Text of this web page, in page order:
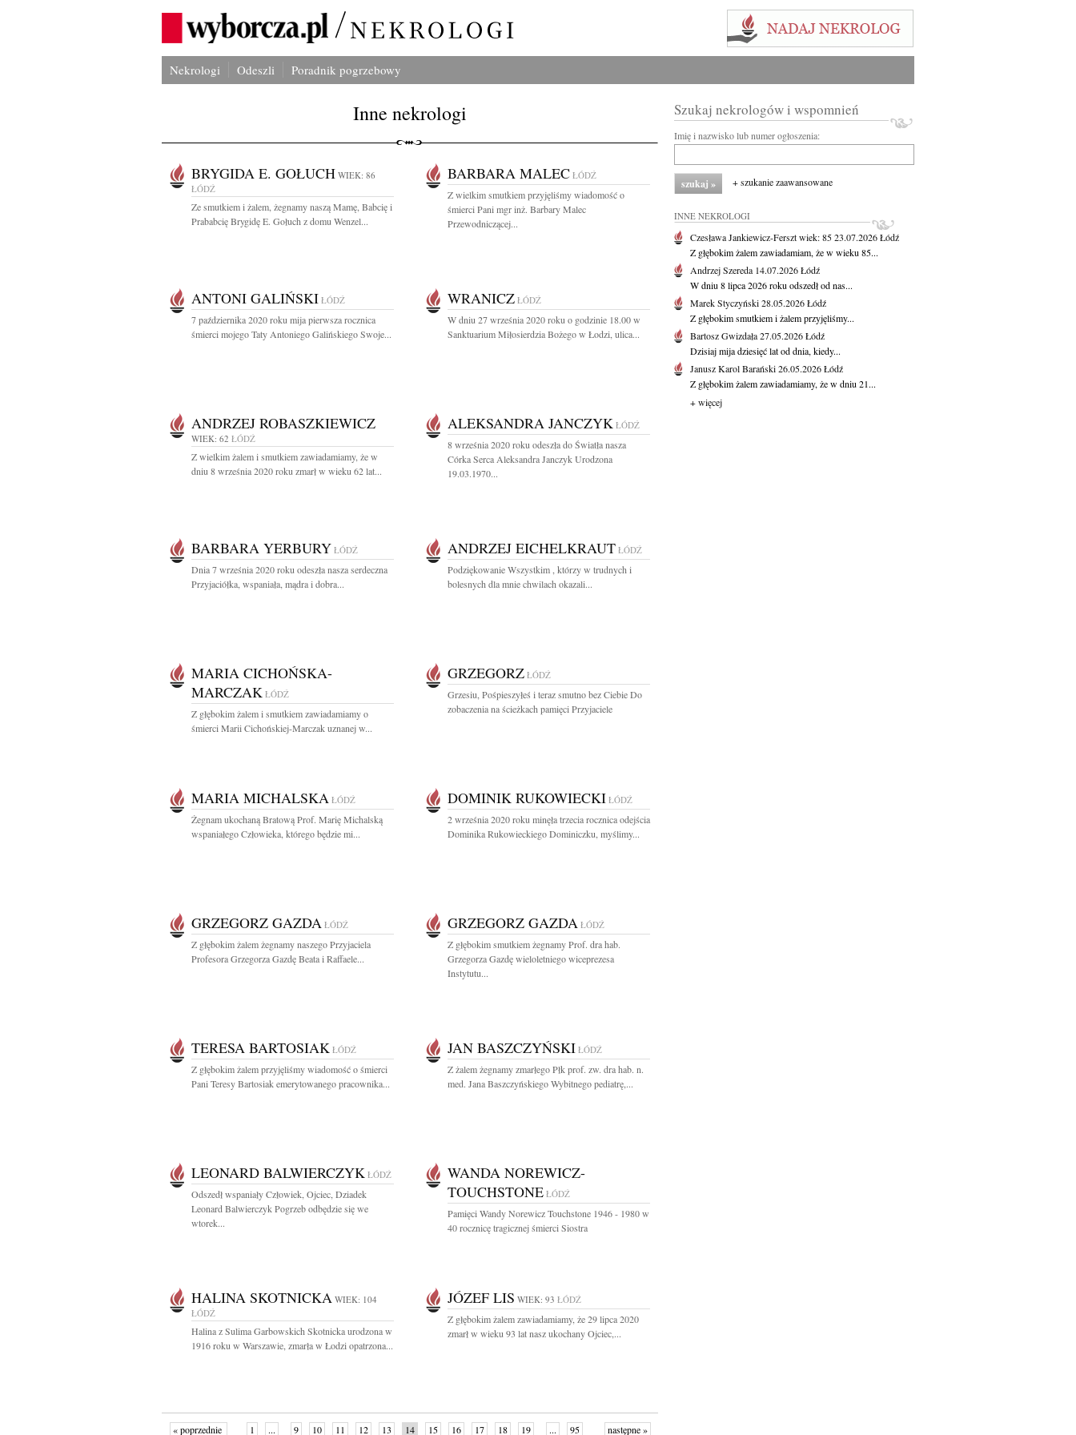
Nekrologi Odeszli Poradnik pogrzebowy
Inne nekrologi
BRYGIDA E. GOŁUCH WIEK: 86
ŁÓDŹ
Ze smutkiem i żalem, żegnamy naszą Mamę, Babcię i
Prababcię Brygidę E. Gołuch z domu Wenzel...
BARBARA MALEC ŁÓDŹ
Z wielkim smutkiem przyjęliśmy wiadomość o
śmierci Pani mgr inż. Barbary Malec
Przewodniczącej...
ANTONI GALIŃSKI ŁÓDŹ
7 października 2020 roku mija pierwsza rocznica
śmierci mojego Taty Antoniego Galińskiego Swoje...
WRANICZ ŁÓDŹ
W dniu 27 września 2020 roku o godzinie 18.00 w
Sanktuarium Miłosierdzia Bożego w Łodzi, ulica...
ANDRZEJ ROBASZKIEWICZ
WIEK: 62 ŁÓDŹ
Z wielkim żalem i smutkiem zawiadamiamy, że w
dniu 8 września 2020 roku zmarł w wieku 62 lat...
ALEKSANDRA JANCZYK ŁÓDŹ
8 września 2020 roku odeszła do Światła nasza
Córka Serca Aleksandra Janczyk Urodzona
19.03.1970...
BARBARA YERBURY ŁÓDŹ
Dnia 7 września 2020 roku odeszła nasza serdeczna
Przyjaciółka, wspaniała, mądra i dobra...
ANDRZEJ EICHELKRAUT ŁÓDŹ
Podziękowanie Wszystkim , którzy w trudnych i
bolesnych dla mnie chwilach okazali...
MARIA CICHOŃSKA-
MARCZAK ŁÓDŹ
Z głębokim żalem i smutkiem zawiadamiamy o
śmierci Marii Cichońskiej-Marczak uznanej w...
GRZEGORZ ŁÓDŹ
Grzesiu, Pośpieszyłeś i teraz smutno bez Ciebie Do
zobaczenia na ścieżkach pamięci Przyjaciele
MARIA MICHALSKA ŁÓDŹ
Żegnam ukochaną Bratową Prof. Marię Michalską
wspaniałego Człowieka, którego będzie mi...
DOMINIK RUKOWIECKI ŁÓDŹ
2 września 2020 roku minęła trzecia rocznica odejścia
Dominika Rukowieckiego Dominiczku, myślimy...
GRZEGORZ GAZDA ŁÓDŹ
Z głębokim żalem żegnamy naszego Przyjaciela
Profesora Grzegorza Gazdę Beata i Raffaele...
GRZEGORZ GAZDA ŁÓDŹ
Z głębokim smutkiem żegnamy Prof. dra hab.
Grzegorza Gazdę wieloletniego wiceprezesa
Instytutu...
TERESA BARTOSIAK ŁÓDŹ
Z głębokim żalem przyjęliśmy wiadomość o śmierci
Pani Teresy Bartosiak emerytowanego pracownika...
JAN BASZCZYŃSKI ŁÓDŹ
Z żalem żegnamy zmarłego Płk prof. zw. dra hab. n.
med. Jana Baszczyńskiego Wybitnego pediatrę,...
LEONARD BALWIERCZYK ŁÓDŹ
Odszedł wspaniały Człowiek, Ojciec, Dziadek
Leonard Balwierczyk Pogrzeb odbędzie się we
wtorek...
WANDA NOREWICZ-
TOUCHSTONE ŁÓDŹ
Pamięci Wandy Norewicz Touchstone 1946 - 1980 w
40 rocznicę tragicznej śmierci Siostra
HALINA SKOTNICKA WIEK: 104
ŁÓDŹ
Halina z Sulima Garbowskich Skotnicka urodzona w
1916 roku w Warszawie, zmarła w Łodzi opatrzona...
JÓZEF LIS WIEK: 93 ŁÓDŹ
Z głębokim żalem zawiadamiamy, że 29 lipca 2020
zmarł w wieku 93 lat nasz ukochany Ojciec,...
« poprzednie 1 ... 9 10 11 12 13 14 15 16 17 18 19 ... 95 następne »
Szukaj nekrologów i wspomnień
Imię i nazwisko lub numer ogłoszenia:
+ szukanie zaawansowane
INNE NEKROLOGI
Czesława Jankiewicz-Fersztwiek: 8523.07.2026Łódź
Z głębokim żalem zawiadamiam, że w wieku 85...
Andrzej Szereda 14.07.2026Łódź
W dniu 8 lipca 2026 roku odszedł od nas...
Marek Styczyński28.05.2026Łódź
Z głębokim smutkiem i żalem przyjęliśmy...
Bartosz Gwizdała27.05.2026Łódź
Dzisiaj mija dziesięć lat od dnia, kiedy...
Janusz Karol Barański26.05.2026Łódź
Z głębokim żalem zawiadamiamy, że w dniu 21...
+ więcej